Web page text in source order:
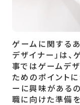
ゲームに関する
デザイナー」は
事ではゲームデ
ためのポイント
ーに興味がある
職に向けた準備